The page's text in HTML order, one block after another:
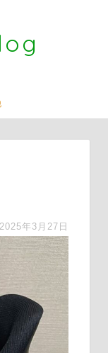
2025年3月27日